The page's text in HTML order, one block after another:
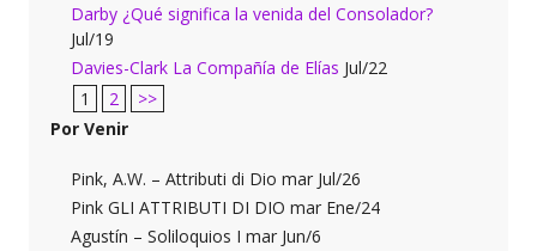
Darby ¿Qué significa la venida del Consolador?
Jul/19
Davies-Clark La Compañía de Elías Jul/22
1
2
>>
Por Venir
Pink, A.W. – Attributi di Dio mar Jul/26
Pink GLI ATTRIBUTI DI DIO mar Ene/24
Agustín – Soliloquios I mar Jun/6